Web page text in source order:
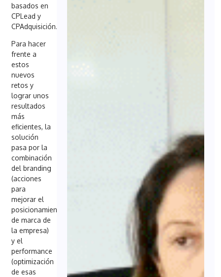
basados en
CPLead y
CPAdquisición.
Para hacer
frente a
estos
nuevos
retos y
lograr unos
resultados
más
eficientes, la
solución
pasa por la
combinación
del branding
(acciones
para
mejorar el
posicionamiento
de marca de
la empresa)
y el
performance
(optimización
de esas